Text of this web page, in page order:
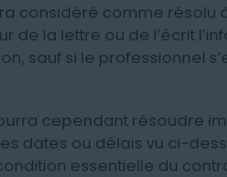
considéré comme résolu
de la lettre ou de l’écrit
sauf si le professionnel
cependant résoudre
dates ou délais vu ci-
essentielle du